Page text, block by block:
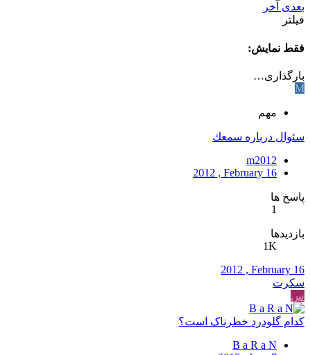
بعدی آخر
فیلتر
فقط نمایش:
بارگذاری…
M
مهم
سئوال درباره سمعك
m2012
2012 , February 16
پاسخ ها
1
بازدیدها
1K
2012 , February 16
سکرت
س
کدام گلودرد خطرناک است؟
B a R a N